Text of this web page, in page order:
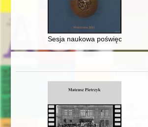
Sesja naukowa poświęcona